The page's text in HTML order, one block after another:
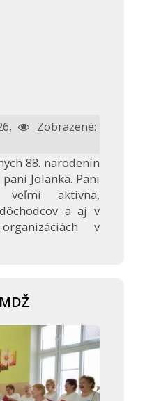
Zobrazené:
88. narodenín
Jolanka. Pani
aktívna,
a aj v
v